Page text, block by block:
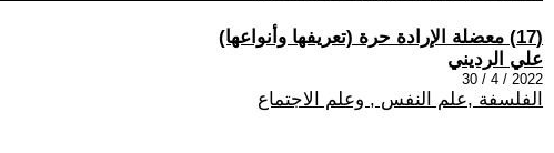
(17) معضلة الإرادة حرة (تعريفها وأنواعها)
علي الرديني
2022 / 4 / 30
الفلسفة ,علم النفس , وعلم الاجتماع